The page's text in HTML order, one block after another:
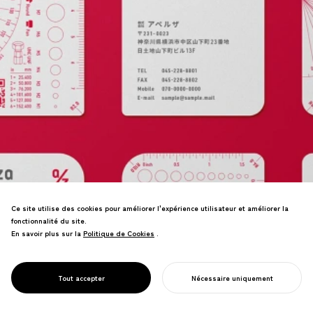
PROJECT
APERZA
Plateforme de transformation
renforçant la compétitivité industrielle
du Japon.
Ce site utilise des cookies pour améliorer l'expérience utilisateur et améliorer la
fonctionnalité du site.
En savoir plus sur la Politique de Cookies
Politique de Cookies .
Tout accepter Nécessaire uniquement